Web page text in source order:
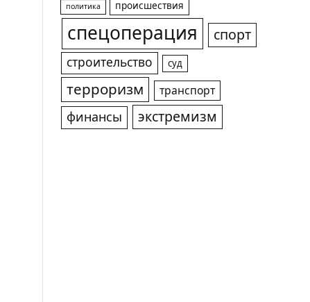
политика происшествия
спецоперация спорт
строительство суд
терроризм транспорт
финансы экстремизм